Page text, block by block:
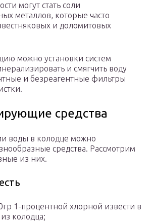
могут стать соли
металлов, которые часто
и доломитовых
можно установки систем
и смягчить воду
и безреагентные фильтры
средства
воды в колодце можно
средства. Рассмотрим
из них.
1-процентной хлорной извести в
колодца;